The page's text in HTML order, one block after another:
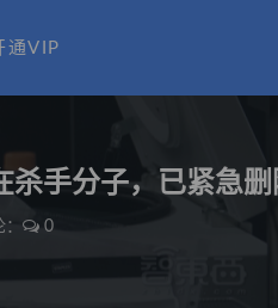
通VIP
杀手分子，已紧急
0